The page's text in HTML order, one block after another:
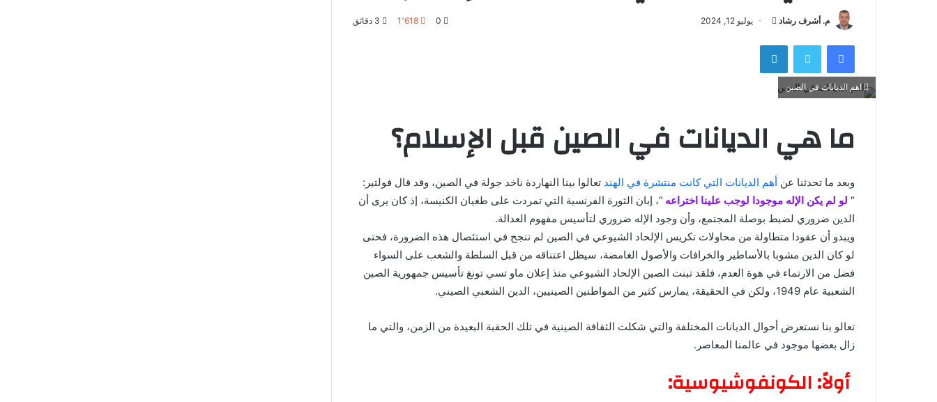
م. أشرف رشاد
أرسل
إلكترونيا
يوليو 12, 2024 0 1٬618
فيسبوك تويتر لينكدإن
اهم الديانات في الصين
ما هي الديانات في الصين قبل الإسلام؟
وبعد ما تحدثنا عن أهم الديانات التي كانت منتشرة في الهند تعالوا بينا النهاردة ناخد جولة في الصين، وقد قال فولتير:
“ لو لم يكن الإله موجودا لوجب علينا اختراعه “، إبان الثورة الفرنسية التي تمردت على طغيان الكنيسة، إذ كان يرى أن
الدين ضروري لضبط بوصلة المجتمع، وأن وجود الإله ضروري لتأسيس مفهوم العدالة.
ويبدو أن عقودا متطاولة من محاولات تكريس الإلحاد الشيوعي في الصين لم تنجح في استئصال هذه الضرورة، فحتى
لو كان الدين مشوبا بالأساطير والخرافات والأصول الغامضة، سيظل اعتناقه من قبل السلطة والشعب على السواء
فضل من الارتماء في هوة العدم، فلقد تبنت الصين الإلحاد الشيوعي منذ إعلان ماو تسي تونغ تأسيس جمهورية الصين
الشعبية عام 1949، ولكن في الحقيقة، يمارس كثير من المواطنين الصينيين، الدين الشعبي الصيني.
تعالو بنا نستعرض أحوال الديانات المختلفة والتي شكلت الثقافة الصينية في تلك الحقبة البعيدة من الزمن، والتي ما
زال بعضها موجود في عالمنا المعاصر.
أولاً: الكونفوشيوسية: